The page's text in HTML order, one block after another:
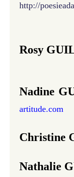
http://
Rosy
Nadine
artitude.com
Christine
Nathalie